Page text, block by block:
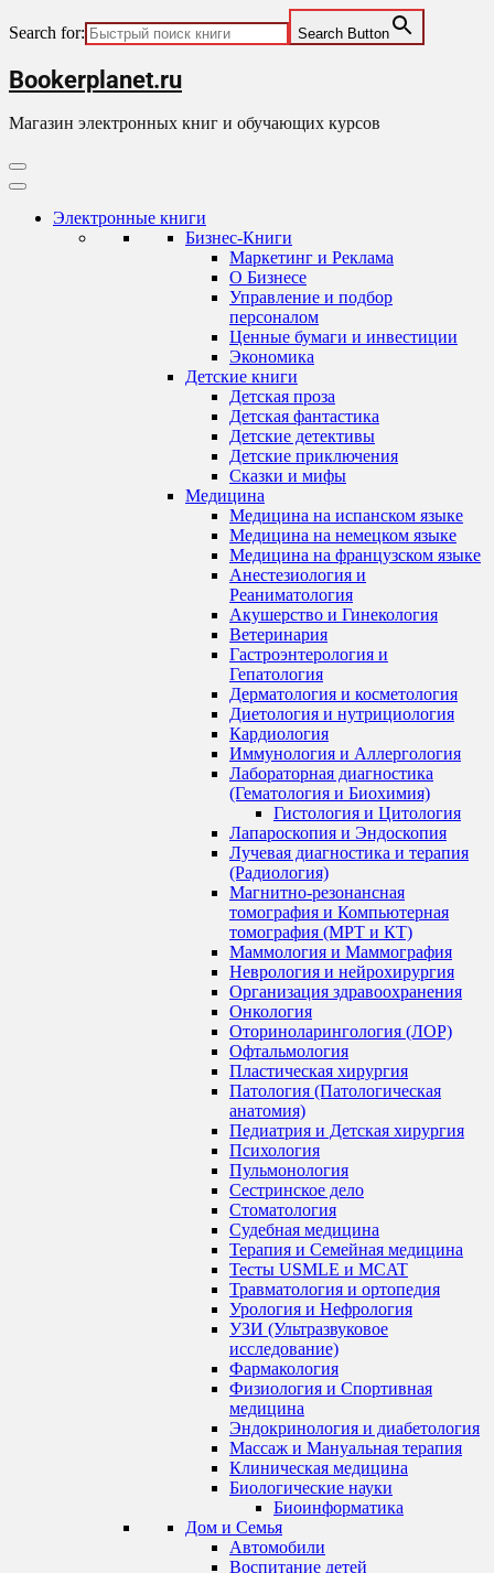
Search for: Search Button
Skip
to
content
Bookerplanet.ru
Магазин электронных книг и обучающих курсов
Primary
Menu
Электронные книги
Бизнес-Книги
Маркетинг и Реклама
О Бизнесе
Управление и подбор
персоналом
Ценные бумаги и инвестиции
Экономика
Детские книги
Детская проза
Детская фантастика
Детские детективы
Детские приключения
Сказки и мифы
Медицина
Медицина на испанском языке
Медицина на немецком языке
Медицина на французском языке
Анестезиология и
Реаниматология
Акушерство и Гинекология
Ветеринария
Гастроэнтерология и
Гепатология
Дерматология и косметология
Диетология и нутрициология
Кардиология
Иммунология и Аллергология
Лабораторная диагностика
(Гематология и Биохимия)
Гистология и Цитология
Лапароскопия и Эндоскопия
Лучевая диагностика и терапия
(Радиология)
Магнитно-резонансная
томография и Компьютерная
томография (МРТ и КТ)
Маммология и Маммография
Неврология и нейрохирургия
Организация здравоохранения
Онкология
Оториноларингология (ЛОР)
Офтальмология
Пластическая хирургия
Патология (Патологическая
анатомия)
Педиатрия и Детская хирургия
Психология
Пульмонология
Сестринское дело
Стоматология
Судебная медицина
Терапия и Семейная медицина
Тесты USMLE и MCAT
Травматология и ортопедия
Урология и Нефрология
УЗИ (Ультразвуковое
исследование)
Фармакология
Физиология и Спортивная
медицина
Эндокринология и диабетология
Массаж и Мануальная терапия
Клиническая медицина
Биологические науки
Биоинформатика
Дом и Семья
Автомобили
Воспитание детей